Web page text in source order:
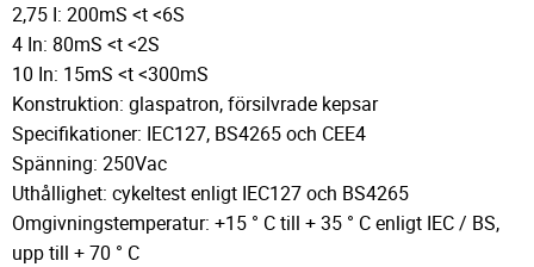
2,75 I: 200mS <t <6S
4 In: 80mS <t <2S
10 In: 15mS <t <300mS
Konstruktion: glaspatron, försilvrade kepsar
Specifikationer: IEC127, BS4265 och CEE4
Spänning: 250Vac
Uthållighet: cykeltest enligt IEC127 och BS4265
Omgivningstemperatur: +15 ° C till + 35 ° C enligt IEC / BS,
upp till + 70 ° C